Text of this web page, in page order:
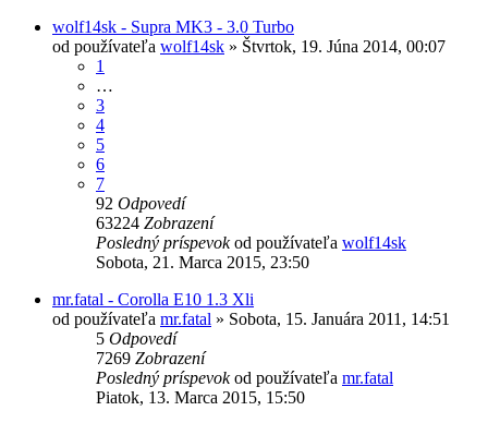
wolf14sk - Supra MK3 - 3.0 Turbo
od používateľa wolf14sk » Štvrtok, 19. Júna 2014, 00:07
1
…
3
4
5
6
7
92 Odpovedí
63224 Zobrazení
Posledný príspevokod používateľa wolf14sk
Sobota, 21. Marca 2015, 23:50
mr.fatal - Corolla E10 1.3 Xli
od používateľa mr.fatal » Sobota, 15. Januára 2011, 14:51
5 Odpovedí
7269 Zobrazení
Posledný príspevokod používateľa mr.fatal
Piatok, 13. Marca 2015, 15:50